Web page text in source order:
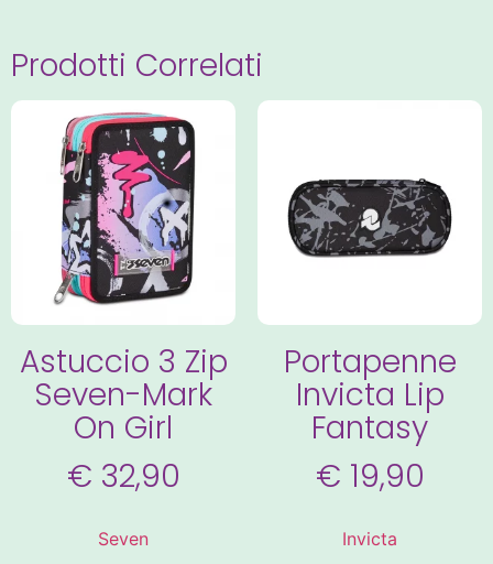
Prodotti Correlati
Astuccio 3 Zip
Seven-Mark
On Girl
€ 32,90
Seven
Portapenne
Invicta Lip
Fantasy
€ 19,90
Invicta